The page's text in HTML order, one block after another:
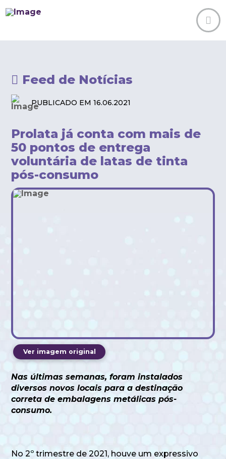
Feed de Notícias
PUBLICADO EM 16.06.2021
Prolata já conta com mais de
50 pontos de entrega
voluntária de latas de tinta
pós-consumo
Ver imagem original
Nas últimas semanas, foram instalados
diversos novos locais para a destinação
correta de embalagens metálicas pós-
consumo.
No 2º trimestre de 2021, houve um expressivo